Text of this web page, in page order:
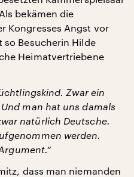
bekämen die
Kongresses Angst vor
so Besucherin Hilde
Heimatvertriebene
Zwar ein
man hat uns damals
natürlich Deutsche.
werden.
dass man niemanden